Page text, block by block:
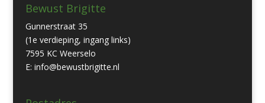
Bewust Brigitte
Gunnerstraat 35
(1e verdieping, ingang links)
7595 KC Weerselo
E: info@bewustbrigitte.nl